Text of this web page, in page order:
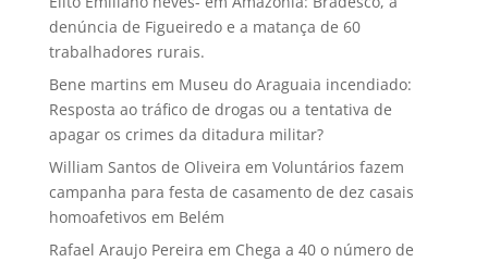
denúncia de Figueiredo e a matança de 60
trabalhadores rurais.
Bene martins em Museu do Araguaia incendiado:
Resposta ao tráfico de drogas ou a tentativa de
apagar os crimes da ditadura militar?
William Santos de Oliveira em Voluntários fazem
campanha para festa de casamento de dez casais
homoafetivos em Belém
Rafael Araujo Pereira em Chega a 40 o número de